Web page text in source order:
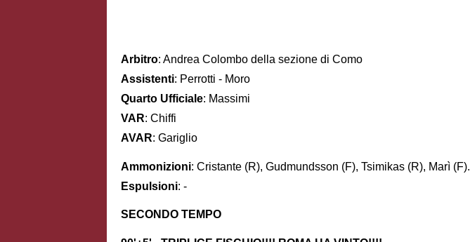
Arbitro: Andrea Colombo della sezione di Como
Assistenti: Perrotti - Moro
Quarto Ufficiale: Massimi
VAR: Chiffi
AVAR: Gariglio
Ammonizioni: Cristante (R), Gudmundsson (F), Tsimikas (R), Marì (F).
Espulsioni: -
SECONDO TEMPO